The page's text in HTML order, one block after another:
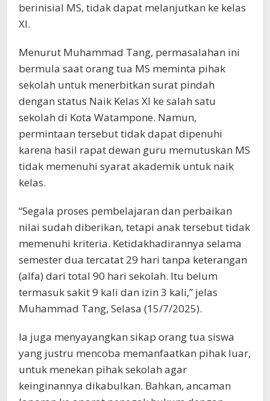
berinisial MS, tidak dapat melanjutkan ke kelas
XI.
Menurut Muhammad Tang, permasalahan ini
bermula saat orang tua MS meminta pihak
sekolah untuk menerbitkan surat pindah
dengan status Naik Kelas XI ke salah satu
sekolah di Kota Watampone. Namun,
permintaan tersebut tidak dapat dipenuhi
karena hasil rapat dewan guru memutuskan MS
tidak memenuhi syarat akademik untuk naik
kelas.
“Segala proses pembelajaran dan perbaikan
nilai sudah diberikan, tetapi anak tersebut tidak
memenuhi kriteria. Ketidakhadirannya selama
semester dua tercatat 29 hari tanpa keterangan
(alfa) dari total 90 hari sekolah. Itu belum
termasuk sakit 9 kali dan izin 3 kali,” jelas
Muhammad Tang, Selasa (15/7/2025).
Ia juga menyayangkan sikap orang tua siswa
yang justru mencoba memanfaatkan pihak luar,
untuk menekan pihak sekolah agar
keinginannya dikabulkan. Bahkan, ancaman